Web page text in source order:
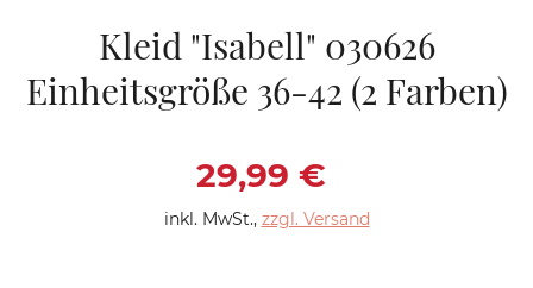
Kleid "Isabell" 030626
Einheitsgröße 36-42 (2 Farben)
Verkaufspreis:
29,99 €
inkl. MwSt., zzgl. Versand